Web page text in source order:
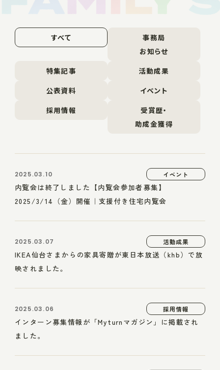
すべて
事務局
お知らせ
特集記事
活動成果
公表資料
イベント
採用情報
受賞歴・
助成金獲得
2025.03.10 イベント
内覧会は終了しました【内覧会参加者募集】
2025/3/14（金）開催｜支援付き住宅内覧会
2025.03.07 活動成果
IKEA仙台さまからの家具寄贈が東日本放送（khb）で放
映されました。
2025.03.06 採用情報
インターン募集情報が「Myturnマガジン」に掲載され
ました。